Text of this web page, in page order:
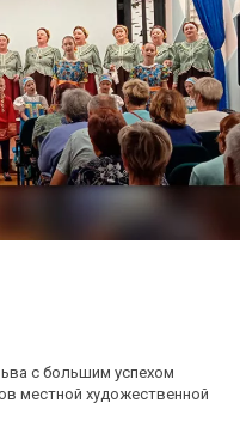
с большим успехом
местной художественной